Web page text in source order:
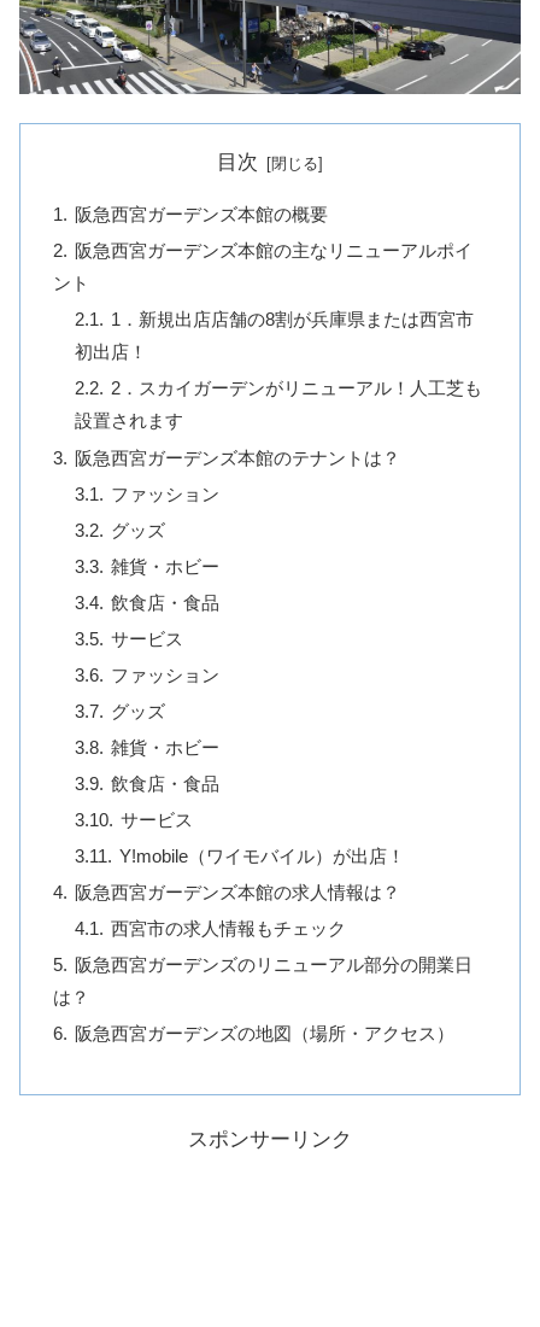
目次
阪急西宮ガーデンズ本館の概要
阪急西宮ガーデンズ本館の主なリニューアルポイ
ント
1．新規出店店舗の8割が兵庫県または西宮市
初出店！
2．スカイガーデンがリニューアル！人工芝も
設置されます
阪急西宮ガーデンズ本館のテナントは？
ファッション
グッズ
雑貨・ホビー
飲食店・食品
サービス
ファッション
グッズ
雑貨・ホビー
飲食店・食品
サービス
Y!mobile（ワイモバイル）が出店！
阪急西宮ガーデンズ本館の求人情報は？
西宮市の求人情報もチェック
阪急西宮ガーデンズのリニューアル部分の開業日
は？
阪急西宮ガーデンズの地図（場所・アクセス）
スポンサーリンク